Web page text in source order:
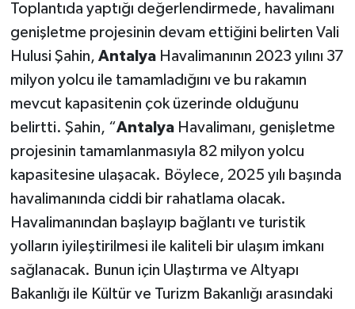
Toplantıda yaptığı değerlendirmede, havalimanı
genişletme projesinin devam ettiğini belirten Vali
Hulusi Şahin, AntalyaHavalimanının 2023 yılını 37
milyon yolcu ile tamamladığını ve bu rakamın
mevcut kapasitenin çok üzerinde olduğunu
belirtti. Şahin, “AntalyaHavalimanı, genişletme
projesinin tamamlanmasıyla 82 milyon yolcu
kapasitesine ulaşacak. Böylece, 2025 yılı başında
havalimanında ciddi bir rahatlama olacak.
Havalimanından başlayıp bağlantı ve turistik
yolların iyileştirilmesi ile kaliteli bir ulaşım imkanı
sağlanacak. Bunun için Ulaştırma ve Altyapı
Bakanlığı ile Kültür ve Turizm Bakanlığı arasındaki